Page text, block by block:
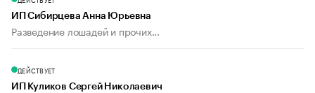
ИП Сибирцева Анна Юрьевна
Разведение лошадей и прочих...
ДЕЙСТВУЕТ
ИП Куликов Сергей Николаевич